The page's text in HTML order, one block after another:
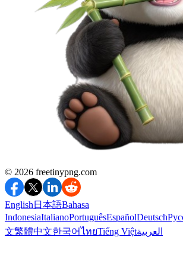
©️ 2026 freetinypng.com
English 日本語Bahasa
IndonesiaItalianoPortuguêsEspañolDeutsch
文繁體中文한국어ไทยTiếng Việtالعربية